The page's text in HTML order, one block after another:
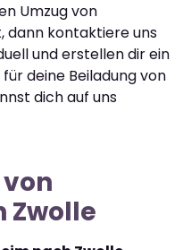
Umzug von
dann kontaktiere uns
und erstellen dir ein
deine Beiladung von
dich auf uns
Zwolle